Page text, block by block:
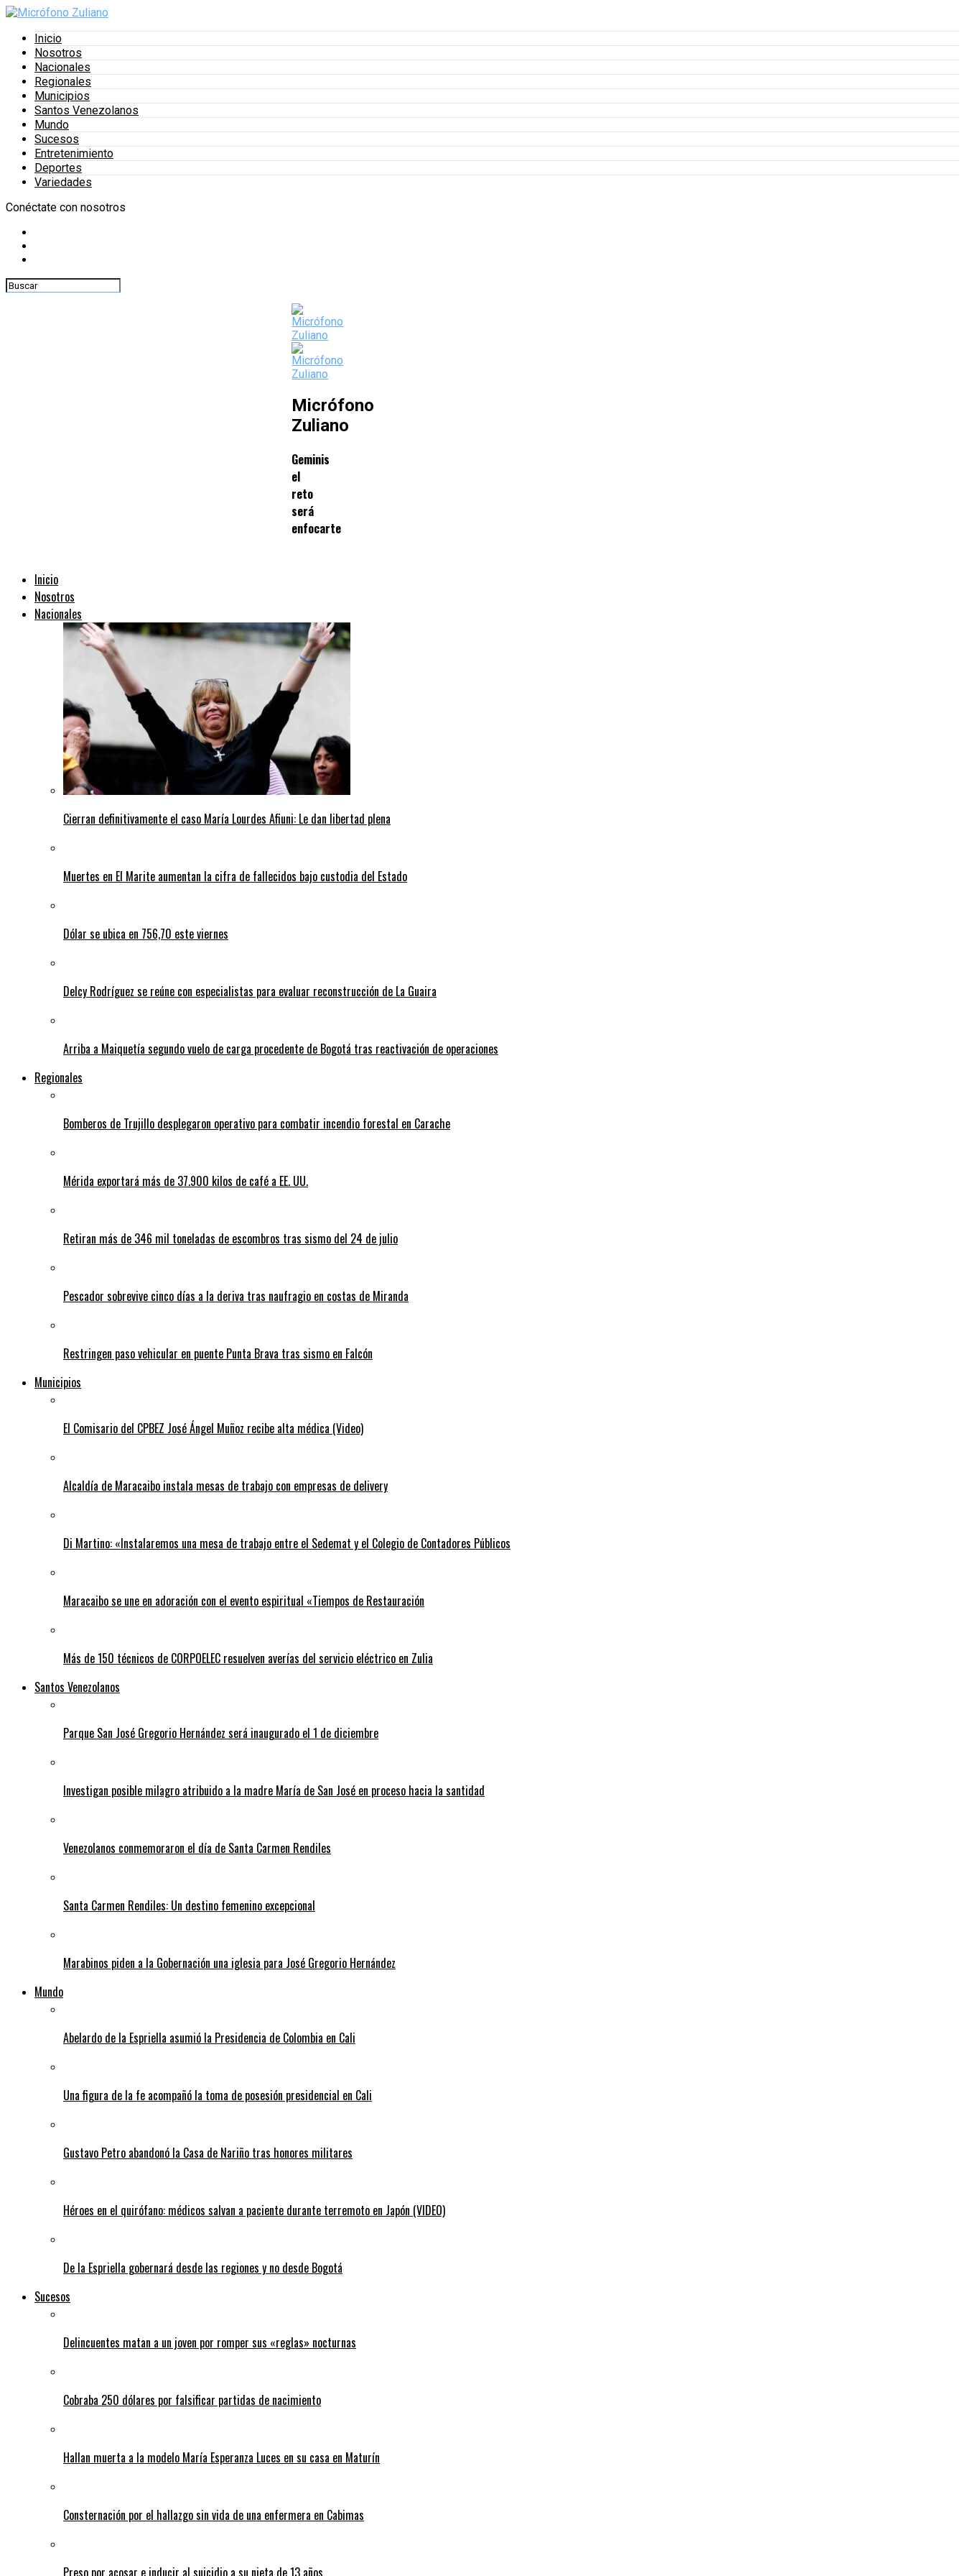
Inicio
Nosotros
Nacionales
Regionales
Municipios
Santos Venezolanos
Mundo
Sucesos
Entretenimiento
Deportes
Variedades
Conéctate con nosotros
Micrófono
Zuliano
Geminis
el
reto
será
enfocarte
Inicio
Nosotros
Nacionales
Cierran definitivamente el caso María Lourdes Afiuni: Le dan libertad plena
Muertes en El Marite aumentan la cifra de fallecidos bajo custodia del Estado
Dólar se ubica en 756,70 este viernes
Delcy Rodríguez se reúne con especialistas para evaluar reconstrucción de La Guaira
Arriba a Maiquetía segundo vuelo de carga procedente de Bogotá tras reactivación de operaciones
Regionales
Bomberos de Trujillo desplegaron operativo para combatir incendio forestal en Carache
Mérida exportará más de 37.900 kilos de café a EE. UU.
Retiran más de 346 mil toneladas de escombros tras sismo del 24 de julio
Pescador sobrevive cinco días a la deriva tras naufragio en costas de Miranda
Restringen paso vehicular en puente Punta Brava tras sismo en Falcón
Municipios
El Comisario del CPBEZ José Ángel Muñoz recibe alta médica (Video)
Alcaldía de Maracaibo instala mesas de trabajo con empresas de delivery
Di Martino: «Instalaremos una mesa de trabajo entre el Sedemat y el Colegio de Contadores Públicos
Maracaibo se une en adoración con el evento espiritual «Tiempos de Restauración
Más de 150 técnicos de CORPOELEC resuelven averías del servicio eléctrico en Zulia
Santos Venezolanos
Parque San José Gregorio Hernández será inaugurado el 1 de diciembre
Investigan posible milagro atribuido a la madre María de San José en proceso hacia la santidad
Venezolanos conmemoraron el día de Santa Carmen Rendiles
Santa Carmen Rendiles: Un destino femenino excepcional
Marabinos piden a la Gobernación una iglesia para José Gregorio Hernández
Mundo
Abelardo de la Espriella asumió la Presidencia de Colombia en Cali
Una figura de la fe acompañó la toma de posesión presidencial en Cali
Gustavo Petro abandonó la Casa de Nariño tras honores militares
Héroes en el quirófano: médicos salvan a paciente durante terremoto en Japón (VIDEO)
De la Espriella gobernará desde las regiones y no desde Bogotá
Sucesos
Delincuentes matan a un joven por romper sus «reglas» nocturnas
Cobraba 250 dólares por falsificar partidas de nacimiento
Hallan muerta a la modelo María Esperanza Luces en su casa en Maturín
Consternación por el hallazgo sin vida de una enfermera en Cabimas